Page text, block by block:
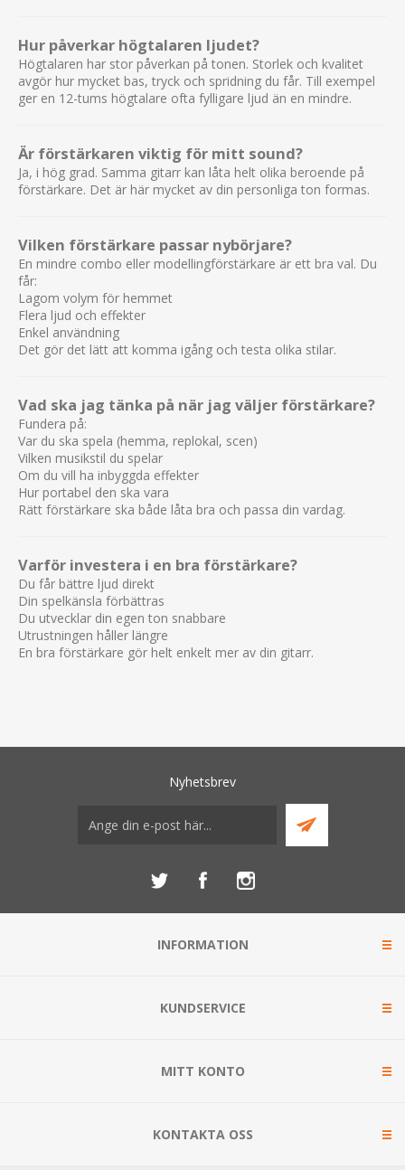
Hur påverkar högtalaren ljudet?
Högtalaren har stor påverkan på tonen. Storlek och kvalitet
avgör hur mycket bas, tryck och spridning du får. Till exempel
ger en 12-tums högtalare ofta fylligare ljud än en mindre.
Är förstärkaren viktig för mitt sound?
Ja, i hög grad. Samma gitarr kan låta helt olika beroende på
förstärkare. Det är här mycket av din personliga ton formas.
Vilken förstärkare passar nybörjare?
En mindre combo eller modellingförstärkare är ett bra val. Du
får:
Lagom volym för hemmet
Flera ljud och effekter
Enkel användning
Det gör det lätt att komma igång och testa olika stilar.
Vad ska jag tänka på när jag väljer förstärkare?
Fundera på:
Var du ska spela (hemma, replokal, scen)
Vilken musikstil du spelar
Om du vill ha inbyggda effekter
Hur portabel den ska vara
Rätt förstärkare ska både låta bra och passa din vardag.
Varför investera i en bra förstärkare?
Du får bättre ljud direkt
Din spelkänsla förbättras
Du utvecklar din egen ton snabbare
Utrustningen håller längre
En bra förstärkare gör helt enkelt mer av din gitarr.
Nyhetsbrev
INFORMATION
KUNDSERVICE
MITT KONTO
KONTAKTA OSS